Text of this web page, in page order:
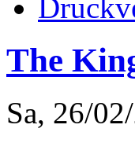
The
Sa, 26/